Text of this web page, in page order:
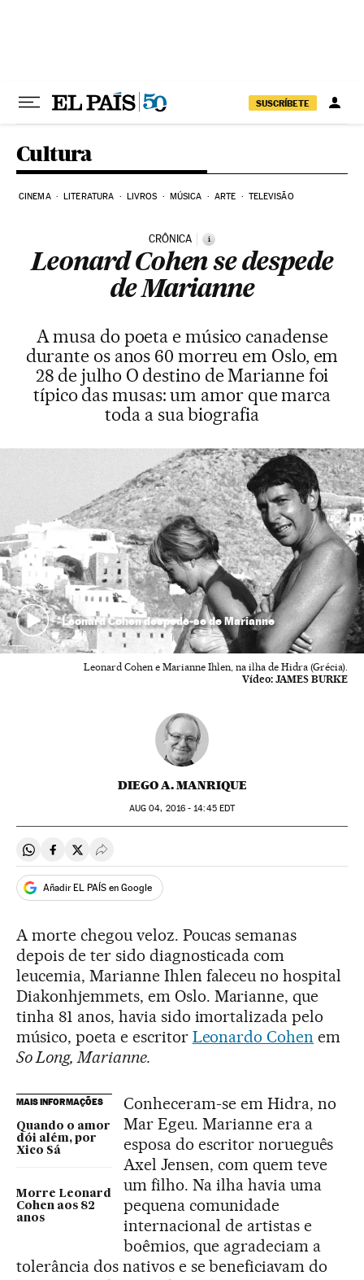
SUSCRÍBETE
Cultura
CINEMA LITERATURA LIVROS MÚSICA ARTE TELEVISÃO
CRÔNICA i
Leonard Cohen se despede
de Marianne
A musa do poeta e músico canadense
durante os anos 60 morreu em Oslo, em
28 de julho O destino de Marianne foi
típico das musas: um amor que marca
toda a sua biografia
Leonard Cohen despede-se de Marianne
Leonard Cohen e Marianne Ihlen, na ilha de Hidra (Grécia).
Vídeo: JAMES BURKE
DIEGO A. MANRIQUE
AUG 04, 2016 - 14:45EDT
Compartir en Whatsapp
Compartir en Facebook
Compartir en Twitter
Desplegar Redes Sociales
Añadir EL PAÍS en Google
A morte chegou veloz. Poucas semanas
depois de ter sido diagnosticada com
leucemia, Marianne Ihlen faleceu no hospital
Diakonhjemmets, em Oslo. Marianne, que
tinha 81 anos, havia sido imortalizada pelo
músico, poeta e escritor Leonardo Cohen em
So Long, Marianne.
MAIS INFORMAÇÕES
Quando o amor
dói além, por
Xico Sá
Morre Leonard
Cohen aos 82
anos
Conheceram-se em Hidra, no
Mar Egeu. Marianne era a
esposa do escritor norueguês
Axel Jensen, com quem teve
um filho. Na ilha havia uma
pequena comunidade
internacional de artistas e
boêmios, que agradeciam a
tolerância dos nativos e se beneficiavam do